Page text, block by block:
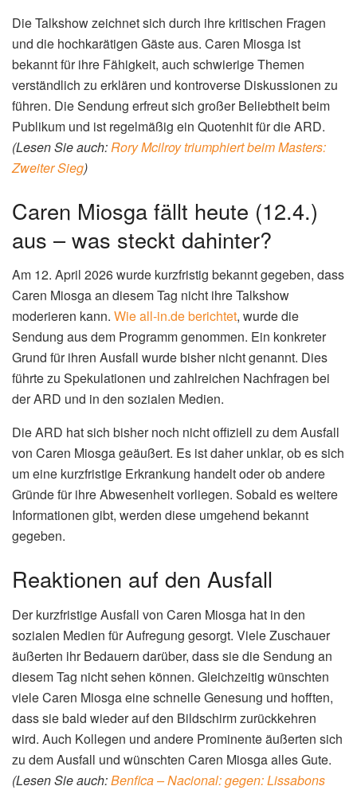
Die Talkshow zeichnet sich durch ihre kritischen Fragen
und die hochkarätigen Gäste aus. Caren Miosga ist
bekannt für ihre Fähigkeit, auch schwierige Themen
verständlich zu erklären und kontroverse Diskussionen zu
führen. Die Sendung erfreut sich großer Beliebtheit beim
Publikum und ist regelmäßig ein Quotenhit für die ARD.
(Lesen Sie auch:Rory Mcilroy triumphiert beim Masters:
Zweiter Sieg)
Caren Miosga fällt heute (12.4.)
aus – was steckt dahinter?
Am 12. April 2026 wurde kurzfristig bekannt gegeben, dass
Caren Miosga an diesem Tag nicht ihre Talkshow
moderieren kann. Wie all-in.de berichtet, wurde die
Sendung aus dem Programm genommen. Ein konkreter
Grund für ihren Ausfall wurde bisher nicht genannt. Dies
führte zu Spekulationen und zahlreichen Nachfragen bei
der ARD und in den sozialen Medien.
Die ARD hat sich bisher noch nicht offiziell zu dem Ausfall
von Caren Miosga geäußert. Es ist daher unklar, ob es sich
um eine kurzfristige Erkrankung handelt oder ob andere
Gründe für ihre Abwesenheit vorliegen. Sobald es weitere
Informationen gibt, werden diese umgehend bekannt
gegeben.
Reaktionen auf den Ausfall
Der kurzfristige Ausfall von Caren Miosga hat in den
sozialen Medien für Aufregung gesorgt. Viele Zuschauer
äußerten ihr Bedauern darüber, dass sie die Sendung an
diesem Tag nicht sehen können. Gleichzeitig wünschten
viele Caren Miosga eine schnelle Genesung und hofften,
dass sie bald wieder auf den Bildschirm zurückkehren
wird. Auch Kollegen und andere Prominente äußerten sich
zu dem Ausfall und wünschten Caren Miosga alles Gute.
(Lesen Sie auch:Benfica – Nacional: gegen: Lissabons